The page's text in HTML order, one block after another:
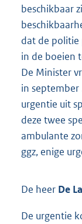
beschikbaar
dat de
in de boeien
De Minister
in
urgentie uit
deze twee
ambulante
ggz, enige
De heer De
De urgentie